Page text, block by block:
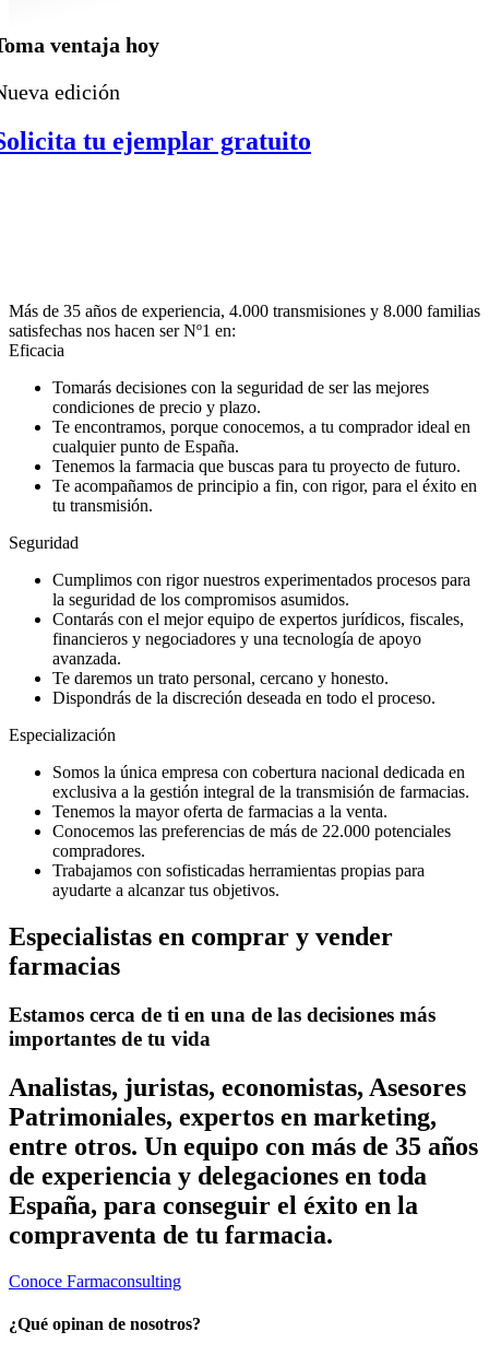
ventaja hoy
edición
tu ejemplar gratuito
Más de 35 años de experiencia, 4.000 transmisiones y 8.000 familias
satisfechas nos hacen ser Nº1 en:
Eficacia
Tomarás decisiones con la seguridad de ser las mejores
condiciones de precio y plazo.
Te encontramos, porque conocemos, a tu comprador ideal en
cualquier punto de España.
Tenemos la farmacia que buscas para tu proyecto de futuro.
Te acompañamos de principio a fin, con rigor, para el éxito en
tu transmisión.
Seguridad
Cumplimos con rigor nuestros experimentados procesos para
la seguridad de los compromisos asumidos.
Contarás con el mejor equipo de expertos jurídicos, fiscales,
financieros y negociadores y una tecnología de apoyo
avanzada.
Te daremos un trato personal, cercano y honesto.
Dispondrás de la discreción deseada en todo el proceso.
Especialización
Somos la única empresa con cobertura nacional dedicada en
exclusiva a la gestión integral de la transmisión de farmacias.
Tenemos la mayor oferta de farmacias a la venta.
Conocemos las preferencias de más de 22.000 potenciales
compradores.
Trabajamos con sofisticadas herramientas propias para
ayudarte a alcanzar tus objetivos.
Especialistas en comprar y vender
farmacias
Estamos cerca de ti en una de las decisiones más
importantes de tu vida
Analistas, juristas, economistas, Asesores
Patrimoniales, expertos en marketing,
entre otros. Un equipo con más de 35 años
de experiencia y delegaciones en toda
España, para conseguir el éxito en la
compraventa de tu farmacia.
Conoce Farmaconsulting
¿Qué opinan de nosotros?